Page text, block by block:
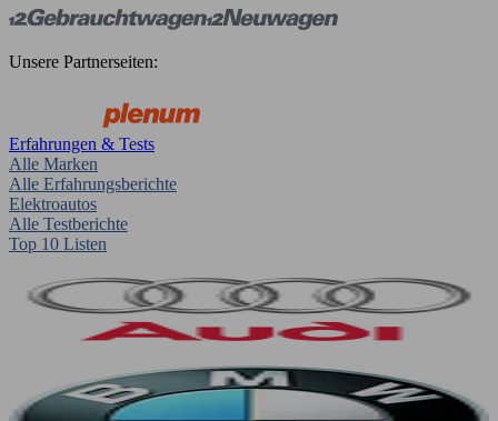
Unsere Partnerseiten:
Erfahrungen & Tests
Alle Marken
Alle Erfahrungsberichte
Elektroautos
Alle Testberichte
Top 10 Listen